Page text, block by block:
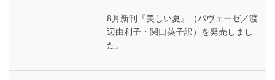
8月新刊『美しい夏』（パヴェーゼ／渡
辺由利子・関口英子訳）を発売しまし
た。